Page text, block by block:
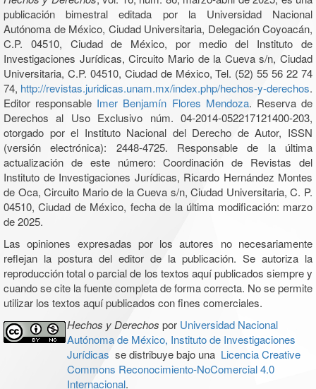
publicación bimestral editada por la Universidad Nacional
Autónoma de México, Ciudad Universitaria, Delegación Coyoacán,
C.P. 04510, Ciudad de México, por medio del Instituto de
Investigaciones Jurídicas, Circuito Mario de la Cueva s/n, Ciudad
Universitaria, C.P. 04510, Ciudad de México, Tel. (52) 55 56 22 74
74, http://revistas.juridicas.unam.mx/index.php/hechos-y-derechos.
Editor responsable Imer Benjamín Flores Mendoza. Reserva de
Derechos al Uso Exclusivo núm. 04-2014-052217121400-203,
otorgado por el Instituto Nacional del Derecho de Autor, ISSN
(versión electrónica): 2448-4725. Responsable de la última
actualización de este número: Coordinación de Revistas del
Instituto de Investigaciones Jurídicas, Ricardo Hernández Montes
de Oca, Circuito Mario de la Cueva s/n, Ciudad Universitaria, C. P.
04510, Ciudad de México, fecha de la última modificación: marzo
de 2025.
Las opiniones expresadas por los autores no necesariamente
reflejan la postura del editor de la publicación. Se autoriza la
reproducción total o parcial de los textos aquí publicados siempre y
cuando se cite la fuente completa de forma correcta. No se permite
utilizar los textos aquí publicados con fines comerciales.
Hechos y Derechos por Universidad Nacional
Autónoma de México, Instituto de Investigaciones
Jurídicas se distribuye bajo una Licencia Creative
Commons Reconocimiento-NoComercial 4.0
Internacional.